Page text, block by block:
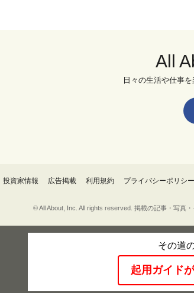
All
日々の生活や仕事
投資家情報 広告掲載 利用規約 プライバシーポリシー
© All About, Inc. All rights reserved. 掲載の記事・写真
その道
起用ガイド